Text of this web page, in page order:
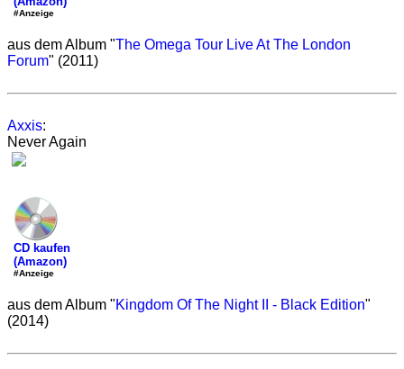
#Anzeige
aus dem Album "The Omega Tour Live At The London
Forum" (2011)
Axxis:
Never Again
CD kaufen
(Amazon)
#Anzeige
aus dem Album "Kingdom Of The Night II - Black Edition"
(2014)